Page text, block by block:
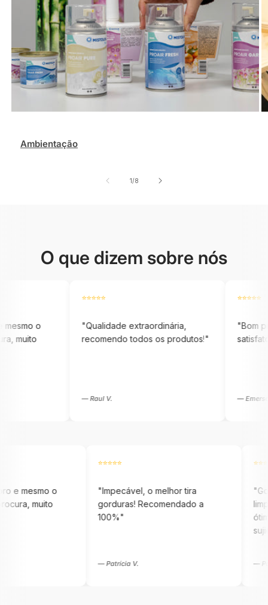
Ambientação
1/de
8
O que dizem sobre nós
o
"Qualidade extraordinária,
recomendo todos os produtos!"
— Raul V.
"Bom
satisfatória e
— Emerson O.
"Impecável, o melhor tira
gorduras! Recomendado a
— Patrícia V.
adoro e mesmo o
a procura, muito